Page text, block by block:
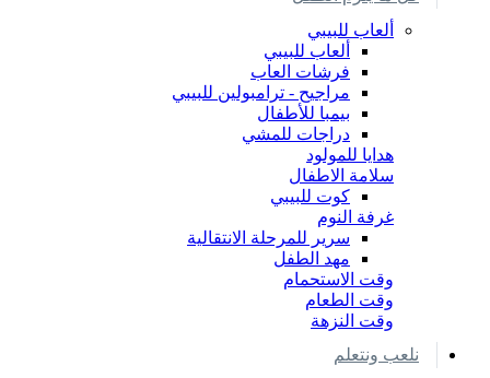
ألعاب للبيبي
ألعاب للبيبي
فرشات العاب
مراجيح - ترامبولين للبيبي
بيمبا للأطفال
دراجات للمشي
هدايا للمولود
سلامة الاطفال
كوت للبيبي
غرفة النوم
سرير للمرحلة الانتقالية
مهد الطفل
وقت الاستحمام
وقت الطعام
وقت النزهة
نلعب ونتعلم